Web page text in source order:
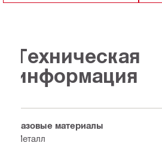
Техническая
информация
Базовые материалы
Металл